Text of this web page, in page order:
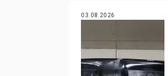
03.08.2026